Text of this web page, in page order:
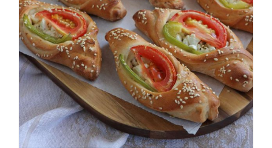
Μεσογειακά ατομικά πεϊνιρλί